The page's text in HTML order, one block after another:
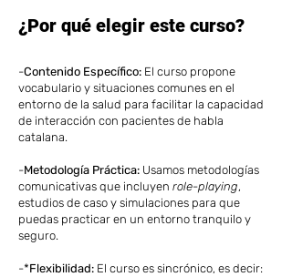
¿Por qué elegir este curso?
-Contenido Específico: El curso propone
vocabulario y situaciones comunes en el
entorno de la salud para facilitar la capacidad
de interacción con pacientes de habla
catalana.
-Metodología Práctica: Usamos metodologías
comunicativas que incluyen role-playing,
estudios de caso y simulaciones para que
puedas practicar en un entorno tranquilo y
seguro.
-*Flexibilidad: El curso es sincrónico, es decir: